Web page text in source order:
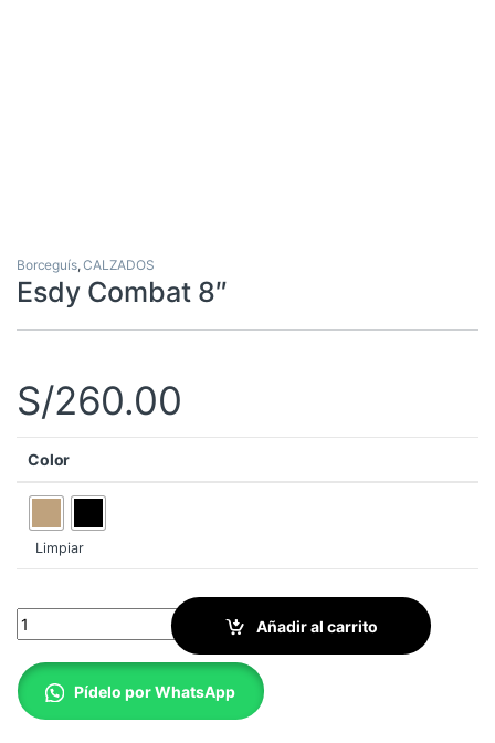
Borceguís,CALZADOS
Esdy Combat 8″
S/260.00
Color
Limpiar
Esdy Combat 8" quantity
Añadir al carrito
Pídelo por WhatsApp